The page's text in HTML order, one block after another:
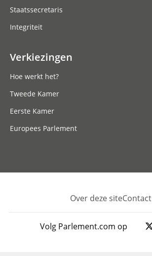
Staatssecretaris
Integriteit
Verkiezingen
Hoe werkt het?
Tweede Kamer
Eerste Kamer
Europees Parlement
Footer
Over deze siteContact
Volg Parlement.com op